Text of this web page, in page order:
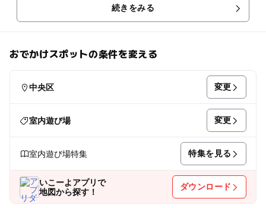
続きをみる
おでかけスポットの条件を変える
中央区 変更
室内遊び場 変更
室内遊び場特集 特集を見る
いこーよアプリで
地図から探す！
ダウンロード